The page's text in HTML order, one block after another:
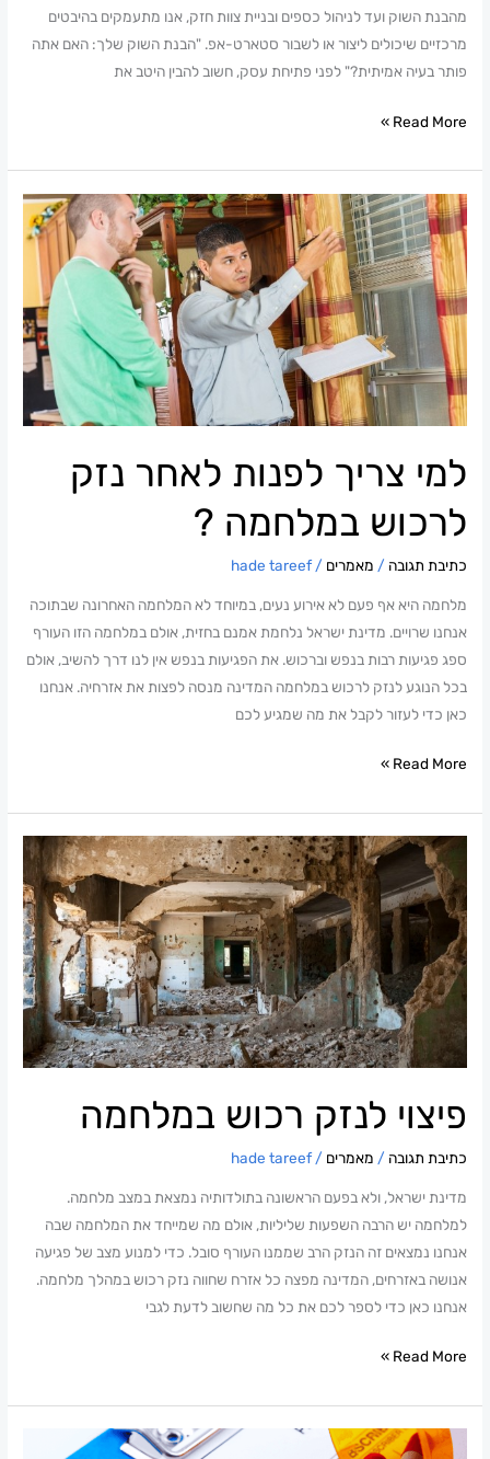
מהבנת השוק ועד לניהול כספים ובניית צוות חזק, אנו מתעמקים בהיבטים
מרכזיים שיכולים ליצור או לשבור סטארט-אפ. "הבנת השוק שלך: האם אתה
פותר בעיה אמיתית?" לפני פתיחת עסק, חשוב להבין היטב את
Read More »
למי צריך לפנות לאחר נזק
לרכוש במלחמה ?
כתיבת תגובה / מאמרים /
hade tareef
מלחמה היא אף פעם לא אירוע נעים, במיוחד לא המלחמה האחרונה שבתוכה
אנחנו שרויים. מדינת ישראל נלחמת אמנם בחזית, אולם במלחמה הזו העורף
ספג פגיעות רבות בנפש וברכוש. את הפגיעות בנפש אין לנו דרך להשיב, אולם
בכל הנוגע לנזק לרכוש במלחמה המדינה מנסה לפצות את אזרחיה. אנחנו
כאן כדי לעזור לקבל את מה שמגיע לכם
למי
צריך
לפנות
לאחר
נזק
לרכוש
במלחמה
?
Read More »
פיצוי לנזק רכוש במלחמה
כתיבת תגובה / מאמרים /
hade tareef
מדינת ישראל, ולא בפעם הראשונה בתולדותיה נמצאת במצב מלחמה.
למלחמה יש הרבה השפעות שליליות, אולם מה שמייחד את המלחמה שבה
אנחנו נמצאים זה הנזק הרב שממנו העורף סובל. כדי למנוע מצב של פגיעה
אנושה באזרחים, המדינה מפצה כל אזרח שחווה נזק רכוש במהלך מלחמה.
אנחנו כאן כדי לספר לכם את כל מה שחשוב לדעת לגבי
פיצוי
לנזק
רכוש
במלחמה
Read More »
למה